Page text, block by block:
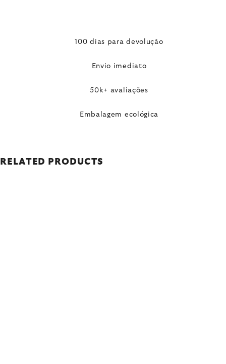
100 dias para devolução
Envio imediato
50k+ avaliações
Embalagem ecológica
RELATED PRODUCTS